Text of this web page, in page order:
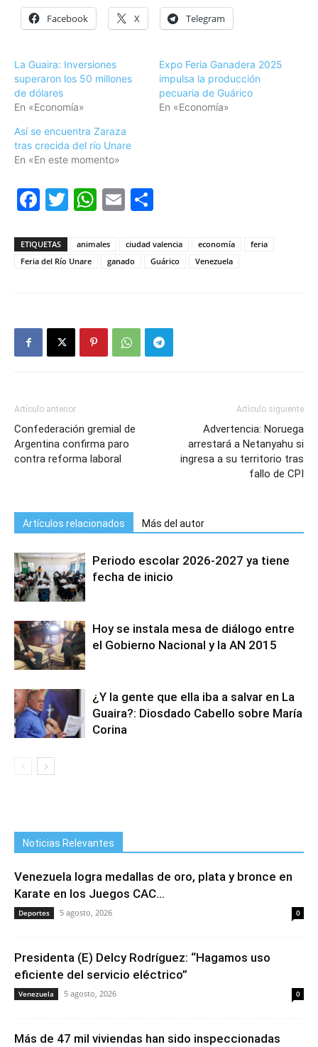
Facebook X Telegram
La Guaira: Inversiones
superaron los 50 millones
de dólares
En «Economía»
Expo Feria Ganadera 2025
impulsa la producción
pecuaria de Guárico
En «Economía»
Así se encuentra Zaraza
tras crecida del río Unare
En «En este momento»
Facebook
Twitter
WhatsApp
Email
ETIQUETAS animales ciudad valencia economía
feria
Feria del Río Unare
ganado Guárico Venezuela
Artículo anterior
Confederación gremial de
Argentina confirma paro
contra reforma laboral
Artículo siguiente
Advertencia: Noruega
arrestará a Netanyahu si
ingresa a su territorio tras
fallo de CPI
Artículos relacionados Más del autor
Periodo escolar 2026-2027 ya tiene
fecha de inicio
Hoy se instala mesa de diálogo entre
el Gobierno Nacional y la AN 2015
¿Y la gente que ella iba a salvar en La
Guaira?: Diosdado Cabello sobre María
Corina
Noticias Relevantes
Venezuela logra medallas de oro, plata y bronce en
Karate en los Juegos CAC...
Deportes 5 agosto, 2026 0
Presidenta (E) Delcy Rodríguez: “Hagamos uso
eficiente del servicio eléctrico”
Venezuela 5 agosto, 2026 0
Más de 47 mil viviendas han sido inspeccionadas